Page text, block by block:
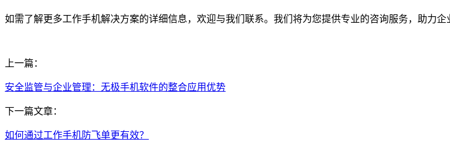
如需了解更多工作手机解决方案的详细信息，欢迎与我们联系。我们将为您提供专业的咨询服务，助力企
上一篇：
安全监管与企业管理：无极手机软件的整合应用优势
下一篇文章：
如何通过工作手机防飞单更有效？